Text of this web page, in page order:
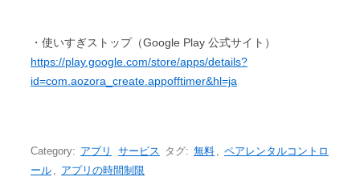
・使いすぎストップ（Google Play 公式サイト）
https://play.google.com/store/apps/details?
id=com.aozora_create.appofftimer&hl=ja
Category: アプリ サービス タグ: 無料 , ペアレンタルコントロ
ール , アプリの時間制限